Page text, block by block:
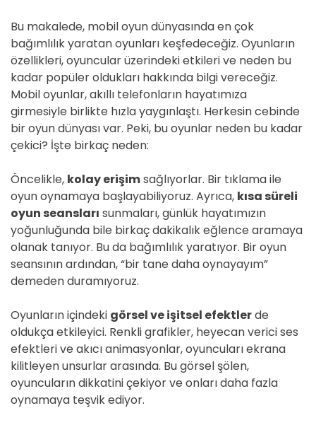
Bu makalede, mobil oyun dünyasında en çok
bağımlılık yaratan oyunları keşfedeceğiz. Oyunların
özellikleri, oyuncular üzerindeki etkileri ve neden bu
kadar popüler oldukları hakkında bilgi vereceğiz.
Mobil oyunlar, akıllı telefonların hayatımıza
girmesiyle birlikte hızla yaygınlaştı. Herkesin cebinde
bir oyun dünyası var. Peki, bu oyunlar neden bu kadar
çekici? İşte birkaç neden:
Öncelikle, kolay erişimsağlıyorlar. Bir tıklama ile
oyun oynamaya başlayabiliyoruz. Ayrıca, kısa süreli
oyun seansları sunmaları, günlük hayatımızın
yoğunluğunda bile birkaç dakikalık eğlence aramaya
olanak tanıyor. Bu da bağımlılık yaratıyor. Bir oyun
seansının ardından, “bir tane daha oynayayım”
demeden duramıyoruz.
Oyunların içindeki görsel ve işitsel efektlerde
oldukça etkileyici. Renkli grafikler, heyecan verici ses
efektleri ve akıcı animasyonlar, oyuncuları ekrana
kilitleyen unsurlar arasında. Bu görsel şölen,
oyuncuların dikkatini çekiyor ve onları daha fazla
oynamaya teşvik ediyor.